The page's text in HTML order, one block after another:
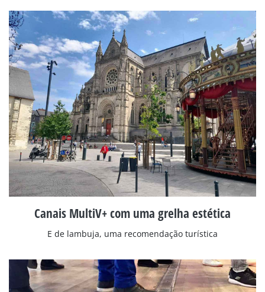
Canais MultiV+ com uma grelha estética
E de lambuja, uma recomendação turística